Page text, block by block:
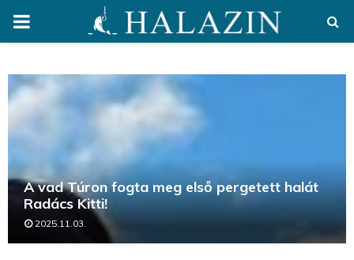
PRIMARY
A vad Túron fogta meg első pergetett halát
Radács Kitti!
2025.11.03.